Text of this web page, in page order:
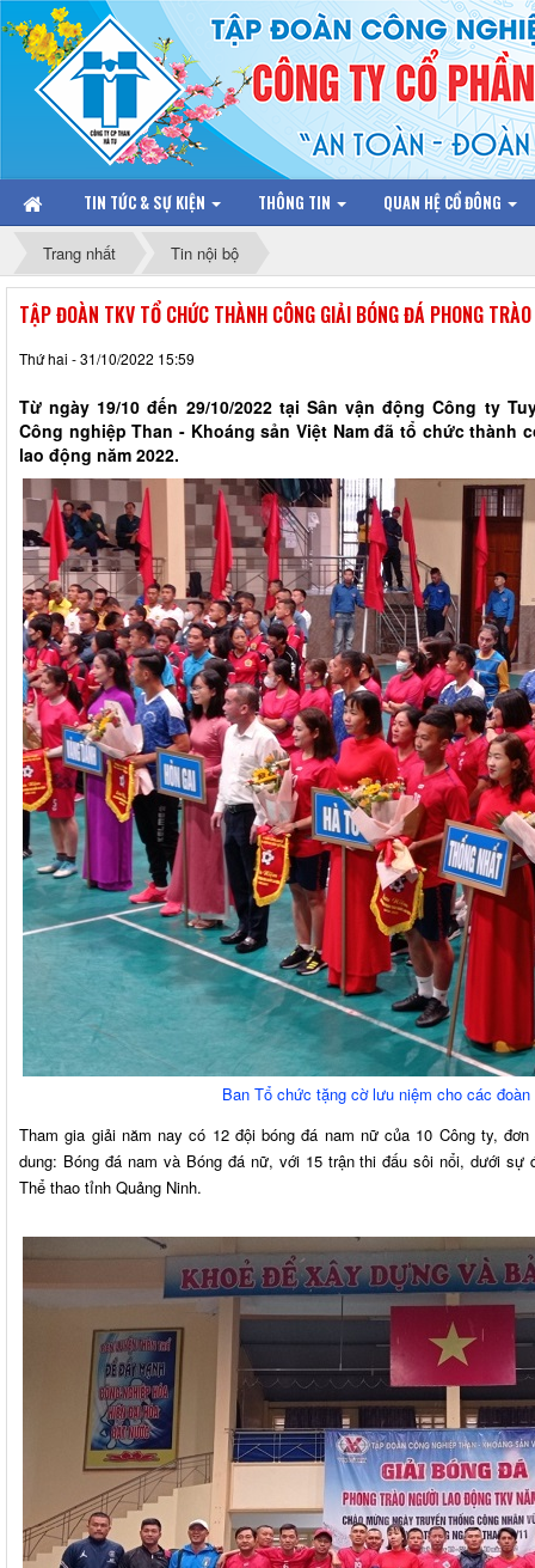
TIN TỨC & SỰ KIỆN THÔNG TIN QUAN HỆ CỔ ĐÔNG
Trang nhất Tin nội bộ
TẬP ĐOÀN TKV TỔ CHỨC THÀNH CÔNG GIẢI BÓNG ĐÁ PHONG
Thứ hai - 31/10/2022 15:59
Từ ngày 19/10 đến 29/10/2022 tại Sân vận động Công ty
Công nghiệp Than - Khoáng sản Việt Nam đã tổ chức thành
lao động năm 2022.
Ban Tổ chức tặng cờ lưu niệm cho các
Tham gia giải năm nay có 12 đội bóng đá nam nữ của 10 Công ty,
dung: Bóng đá nam và Bóng đá nữ, với 15 trận thi đấu sôi nổi, dưới sự
Thể thao tỉnh Quảng Ninh.